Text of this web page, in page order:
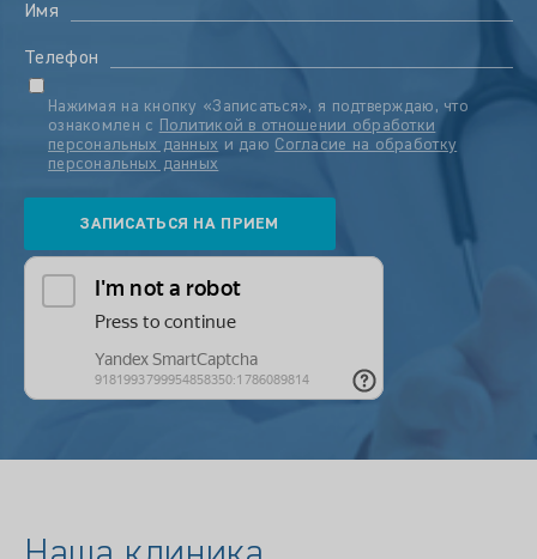
Имя
Телефон
Нажимая на кнопку «Записаться», я подтверждаю, что
ознакомлен с
Политикой в отношении обработки
персональных данных и даю Согласие на обработку
персональных данных